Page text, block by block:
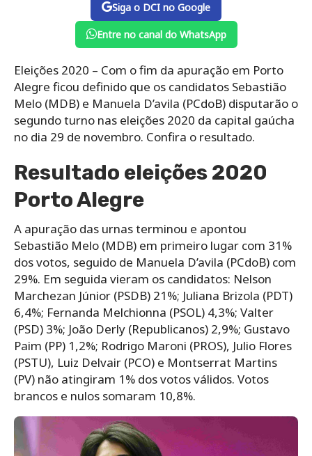
Siga o DCI no Google
Entre no canal do WhatsApp
Eleições 2020 – Com o fim da apuração em Porto
Alegre ficou definido que os candidatos Sebastião
Melo (MDB) e Manuela D’avila (PCdoB) disputarão o
segundo turno nas eleições 2020 da capital gaúcha
no dia 29 de novembro. Confira o resultado.
Resultado eleições 2020
Porto Alegre
A apuração das urnas terminou e apontou
Sebastião Melo (MDB) em primeiro lugar com 31%
dos votos, seguido de Manuela D’avila (PCdoB) com
29%. Em seguida vieram os candidatos: Nelson
Marchezan Júnior (PSDB) 21%; Juliana Brizola (PDT)
6,4%; Fernanda Melchionna (PSOL) 4,3%; Valter
(PSD) 3%; João Derly (Republicanos) 2,9%; Gustavo
Paim (PP) 1,2%; Rodrigo Maroni (PROS), Julio Flores
(PSTU), Luiz Delvair (PCO) e Montserrat Martins
(PV) não atingiram 1% dos votos válidos. Votos
brancos e nulos somaram 10,8%.